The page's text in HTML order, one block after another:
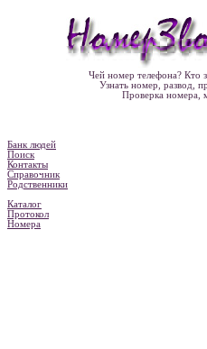
Чей номер телефона? Кто
Узнать номер, развод,
Проверка номера,
Банк людей
Поиск
Контакты
Справочник
Родственники
Каталог
Протокол
Номера